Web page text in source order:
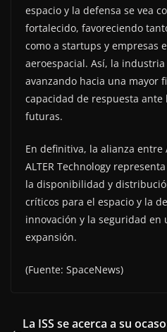
espacio y la defensa se vea
fortalecido, favoreciendo
como a startups y empresas
aeroespacial. Así, la
avanzando hacia una mayor
capacidad de respuesta ante
futuras.
En definitiva, la alianza entre
ALTER Technology
la disponibilidad y
críticos para el espacio y la
innovación y la seguridad en
expansión.
(Fuente: SpaceNews)
La ISS se acerca a su